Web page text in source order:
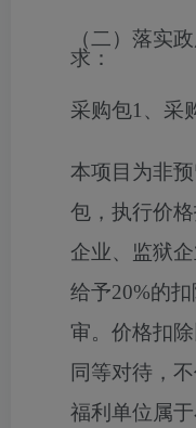
（二）落实
求：
采购包1、采
本项目为非
包，执行价
企业、监狱
给予20%的
审。价格扣
同等对待，
福利单位属